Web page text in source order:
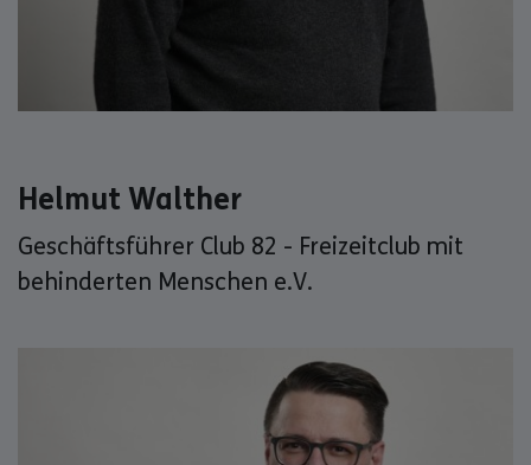
Helmut Walther
Geschäftsführer Club 82 - Freizeitclub mit
behinderten Menschen e.V.